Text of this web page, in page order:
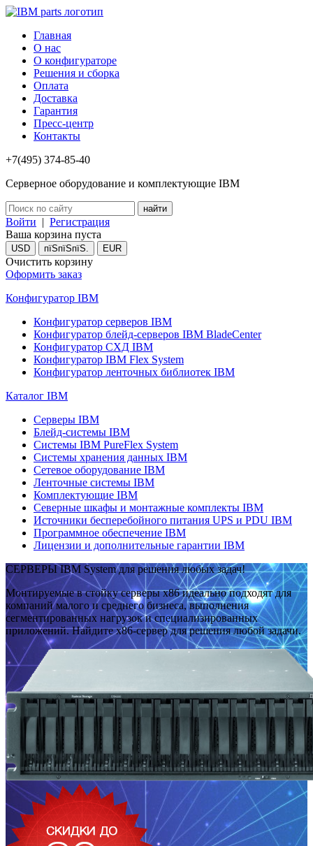
Главная
О нас
О конфигураторе
Решения и сборка
Оплата
Доставка
Гарантия
Пресс-центр
Контакты
+7(495) 374-85-40
Серверное оборудование и комплектующие IBM
Войти | Регистрация
Ваша корзина пуста
USD пїЅпїЅпїЅ. EUR
Очистить корзину
Оформить заказ
Конфигуратор IBM
Конфигуратор серверов IBM
Конфигуратор блейд-серверов IBM BladeCenter
Конфигуратор СХД IBM
Конфигуратор IBM Flex System
Конфигуратор ленточных библиотек IBM
Каталог IBM
Серверы IBM
Блейд-системы IBM
Системы IBM PureFlex System
Системы хранения данных IBM
Сетевое оборудование IBM
Ленточные системы IBM
Комплектующие IBM
Северные шкафы и монтажные комплекты IBM
Источники бесперебойного питания UPS и PDU IBM
Программное обеспечение IBM
Лицензии и дополнительные гарантии IBM
СЕРВЕРЫ IBM System для решения любых задач!
Монтируемые в стойку серверы x86 идеально подходят для
компаний малого и среднего бизнеса, выполнения
сегментированных нагрузок и специализированных
приложений. Найдите x86-сервер для решения любой задачи.